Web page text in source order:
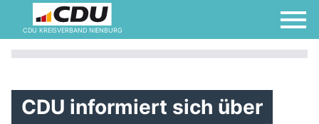
CDU KREISVERBAND NIENBURG
CDU informiert sich über